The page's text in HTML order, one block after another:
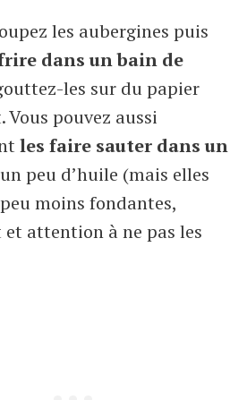
les aubergines puis
dans un bain de
les sur du papier
Vous pouvez aussi
les faire sauter dans un
peu d’huile (mais elles
moins fondantes,
attention à ne pas les